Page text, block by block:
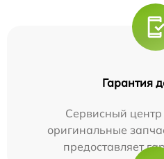
Гарантия
Сервисный центр
оригинальные
предоставляет